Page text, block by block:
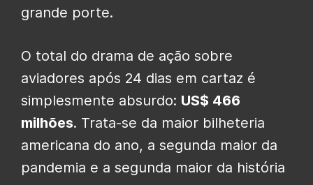
grande porte.
O total do drama de ação sobre
aviadores após 24 dias em cartaz é
simplesmente absurdo: US$ 466
milhões. Trata-se da maior bilheteria
americana do ano, a segunda maior da
pandemia e a segunda maior da história